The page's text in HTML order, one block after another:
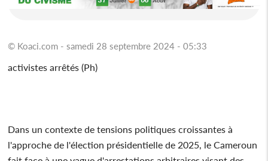
© Koaci.com - samedi 28 septembre 2024 - 05:33
activistes arrêtés (Ph)
Dans un contexte de tensions politiques croissantes à
l'approche de l'élection présidentielle de 2025, le Cameroun